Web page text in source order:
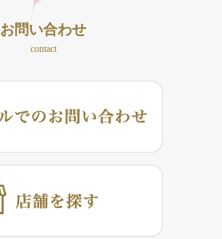
お問い合わせ
contact